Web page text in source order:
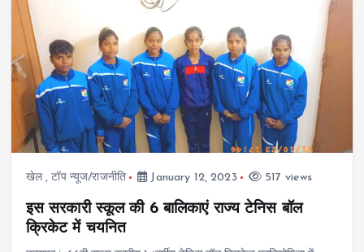
खेल,टॉप न्यूज/राजनीति January 12, 2023 517 views
इस सरकारी स्कूल की 6 बालिकाएं राज्य टेनिस बॉल
क्रिकेट में चयनित